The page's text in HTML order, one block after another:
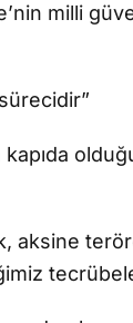
milli
aksine